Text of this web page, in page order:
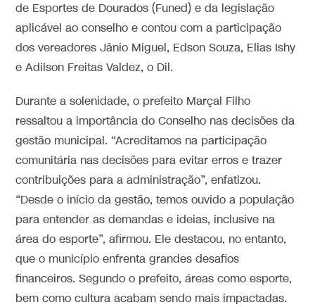
de Esportes de Dourados (Funed) e da legislação
aplicável ao conselho e contou com a participação
dos vereadores Jânio Miguel, Edson Souza, Elias Ishy
e Adilson Freitas Valdez, o Dil.
Durante a solenidade, o prefeito Marçal Filho
ressaltou a importância do Conselho nas decisões da
gestão municipal. “Acreditamos na participação
comunitária nas decisões para evitar erros e trazer
contribuições para a administração”, enfatizou.
“Desde o início da gestão, temos ouvido a população
para entender as demandas e ideias, inclusive na
área do esporte”, afirmou. Ele destacou, no entanto,
que o município enfrenta grandes desafios
financeiros. Segundo o prefeito, áreas como esporte,
bem como cultura acabam sendo mais impactadas.